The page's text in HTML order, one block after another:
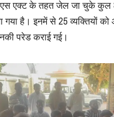
एक्ट के तहत जेल जा चुके कुल
गया है। इनमें से 25 व्यक्तियों
परेड कराई गई।